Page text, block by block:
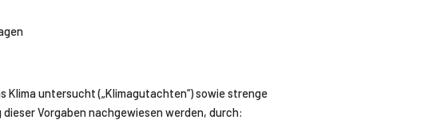
Klima untersucht („Klimagutachten“) sowie strenge
Vorgaben nachgewiesen werden, durch: